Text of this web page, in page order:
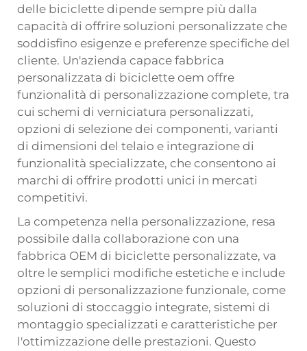
delle biciclette dipende sempre più dalla
capacità di offrire soluzioni personalizzate che
soddisfino esigenze e preferenze specifiche del
cliente. Un'azienda capace fabbrica
personalizzata di biciclette oem offre
funzionalità di personalizzazione complete, tra
cui schemi di verniciatura personalizzati,
opzioni di selezione dei componenti, varianti
di dimensioni del telaio e integrazione di
funzionalità specializzate, che consentono ai
marchi di offrire prodotti unici in mercati
competitivi.
La competenza nella personalizzazione, resa
possibile dalla collaborazione con una
fabbrica OEM di biciclette personalizzate, va
oltre le semplici modifiche estetiche e include
opzioni di personalizzazione funzionale, come
soluzioni di stoccaggio integrate, sistemi di
montaggio specializzati e caratteristiche per
l'ottimizzazione delle prestazioni. Questo